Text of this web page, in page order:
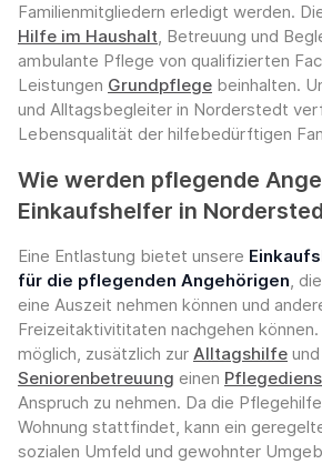
Familienmitgliedern erledigt werden.
Hilfe im Haushalt, Betreuung und
ambulante Pflege von qualifizierten
Leistungen Grundpflege beinhalten.
und Alltagsbegleiter in Norderstedt
Lebensqualität der hilfebedürftigen
Wie werden pflegende
Einkaufshelfer in
Eine Entlastung bietet unsere
für die pflegenden Angehörigen,
eine Auszeit nehmen können und
Freizeitaktivititaten nachgehen
möglich, zusätzlich zur Alltagshilfe und
Seniorenbetreuung einen
Anspruch zu nehmen. Da die
Wohnung stattfindet, kann ein
sozialen Umfeld und gewohnter